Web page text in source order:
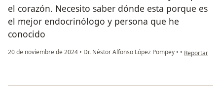
el corazón. Necesito saber dónde esta porque es
el mejor endocrinólogo y persona que he
conocido
20 de noviembre de 2024 • Dr. Néstor Alfonso López Pompey • • en opinión
Reportar